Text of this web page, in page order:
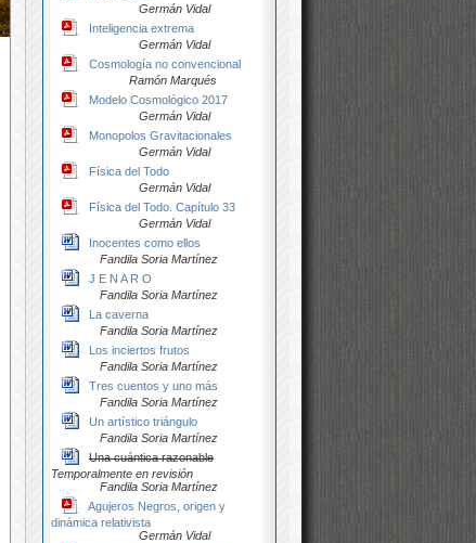
Germán Vidal
Inteligencia extrema
Germán Vidal
Cosmología no convencional
Ramón Marqués
Modelo Cosmológico 2017
Germán Vidal
Monopolos Gravitacionales
Germán Vidal
Física del Todo
Germán Vidal
Física del Todo. Capítulo 33
Germán Vidal
Inocentes como ellos
Fandila Soria Martínez
J E N A R O
Fandila Soria Martínez
La caverna
Fandila Soria Martínez
Los inciertos frutos
Fandila Soria Martínez
Tres cuentos y uno más
Fandila Soria Martínez
Un artístico triángulo
Fandila Soria Martínez
Una cuántica razonable
Temporalmente en revisión
Fandila Soria Martínez
Agujeros Negros, origen y
dinámica relativista
Germán Vidal